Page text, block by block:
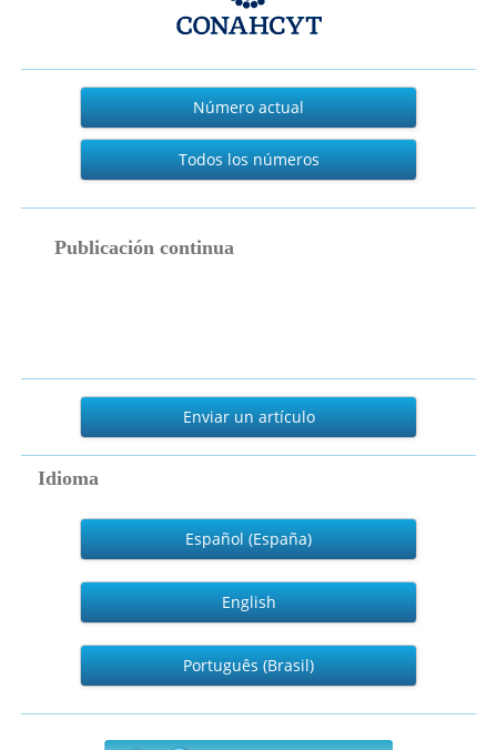
Actual
Número actual
Todos los números
Publicación continua
Enviar
artículo
Enviar un artículo
Idioma
Español (España)
English
Português (Brasil)
numeralia